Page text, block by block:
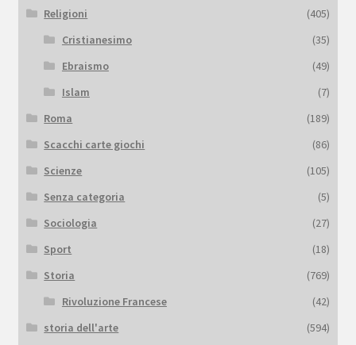
Religioni
(405)
Cristianesimo
(35)
Ebraismo
(49)
Islam
(7)
Roma
(189)
Scacchi carte giochi
(86)
Scienze
(105)
Senza categoria
(5)
Sociologia
(27)
Sport
(18)
Storia
(769)
Rivoluzione Francese
(42)
storia dell'arte
(594)